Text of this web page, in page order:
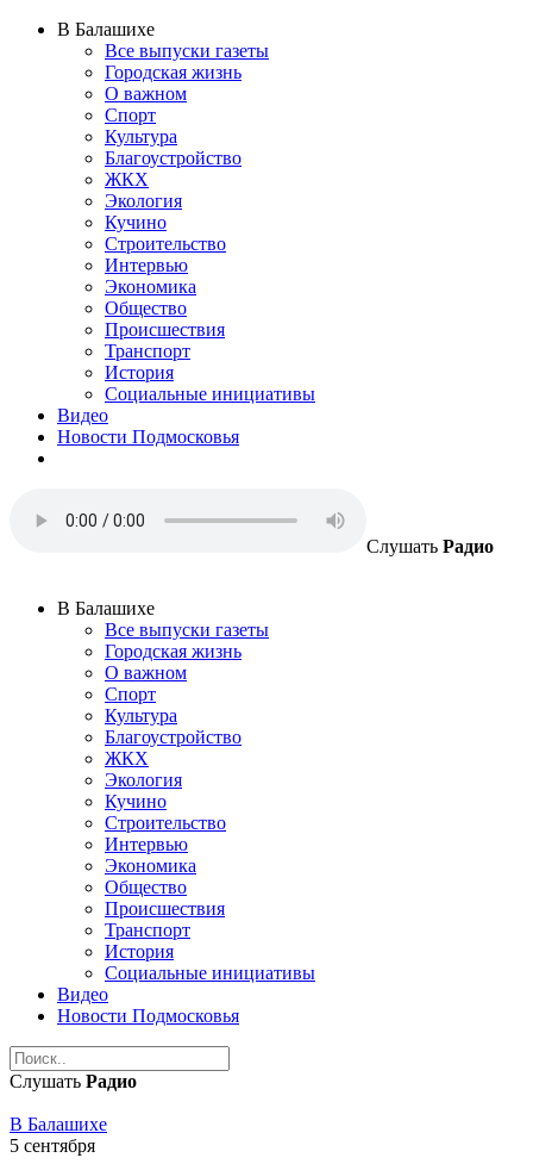
В Балашихе
Все выпуски газеты
Городская жизнь
О важном
Спорт
Культура
Благоустройство
ЖКХ
Экология
Кучино
Строительство
Интервью
Экономика
Общество
Происшествия
Транспорт
История
Социальные инициативы
Видео
Новости Подмосковья
Слушать Радио
В Балашихе
Все выпуски газеты
Городская жизнь
О важном
Спорт
Культура
Благоустройство
ЖКХ
Экология
Кучино
Строительство
Интервью
Экономика
Общество
Происшествия
Транспорт
История
Социальные инициативы
Видео
Новости Подмосковья
Слушать Радио
В Балашихе
5 сентября